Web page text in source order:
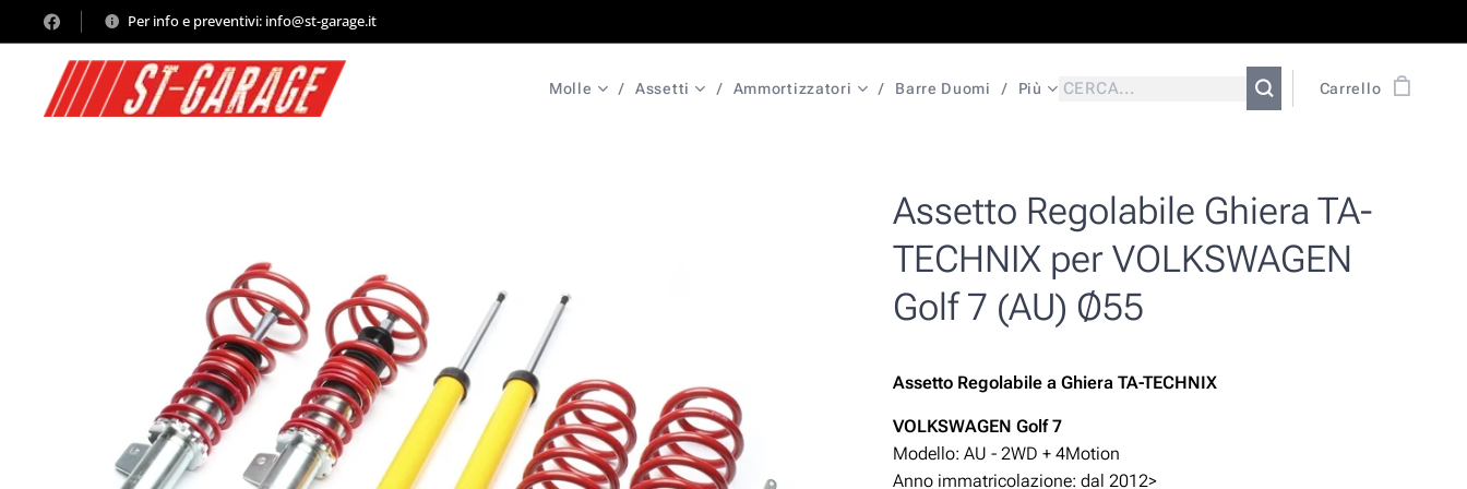
Per info e preventivi: info@st-garage.it
Molle Assetti Ammortizzatori Barre Duomi Più Carrello
Assetto Regolabile Ghiera TA-
TECHNIX per VOLKSWAGEN
Golf 7 (AU) Ø55
Assetto Regolabilea Ghiera TA-TECHNIX
VOLKSWAGENGolf7
Modello: AU - 2WD +4Motion
Anno immatricolazione: dal 2012>